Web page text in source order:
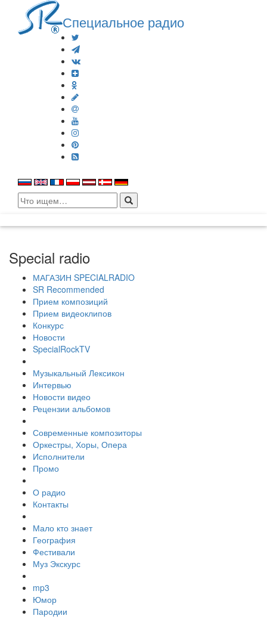
Специальное радио
Search
for:
Special radio
МАГАЗИН SPECIALRADIO
SR Recommended
Прием композиций
Прием видеоклипов
Конкурс
Новости
SpecialRockTV
Музыкальный Лексикон
Интервью
Новости видео
Рецензии альбомов
Современные композиторы
Оркестры, Хоры, Опера
Исполнители
Промо
О радио
Контакты
Мало кто знает
География
Фестивали
Муз Экскурс
mp3
Юмор
Пародии